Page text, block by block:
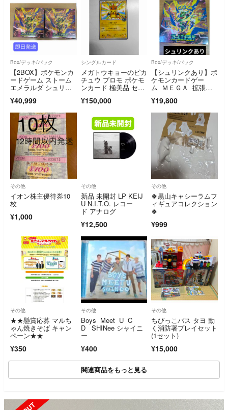
Box/デッキ/パック
【2BOX】ポケモンカ
ードゲーム ストーム
エメラルダ シュリン
¥40,999
シングルカード
メガトウキョーのピカ
チュウ プロモ ポケモ
ンカード 極美品 セン
¥150,000
Box/デッキ/パック
【シュリンクあり】ポ
ケモンカードゲー
ム ＭＥＧＡ 拡張パ
ルダ
¥19,800
その他
イオン株主優待券10
枚
¥1,000
その他
新品 未開封 LP KEIJ
U N.I.T.O. レコー
ド アナログ
¥12,500
その他
🍀黒山キャシーラムフ
ィギュアコレクション
🍀
¥999
その他
★★懸賞応募 マルち
ゃん焼きそば キャン
ペーン★★
¥350
その他
Boys Meet U C
D SHINee シャイニ
ー
¥400
その他
ちびっこバス タヨ 動
く消防署プレイセット
(1セット)
¥15,000
関連商品をもっと見る
SOLD OUT